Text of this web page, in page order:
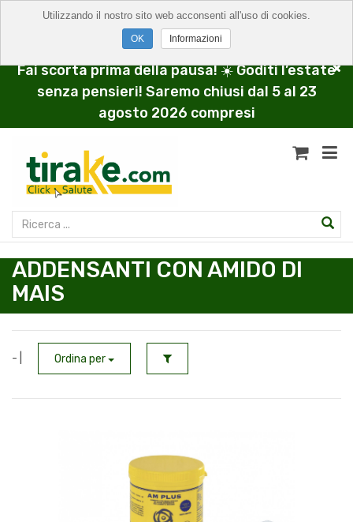
Fai scorta prima della pausa! ☀️ Goditi l’estate
senza pensieri! Saremo chiusi dal 5 al 23
agosto 2026 compresi
ADDENSANTI CON AMIDO DI
MAIS
- | Ordina per
Utilizzando il nostro sito web acconsenti all'uso di cookies.
Informazioni